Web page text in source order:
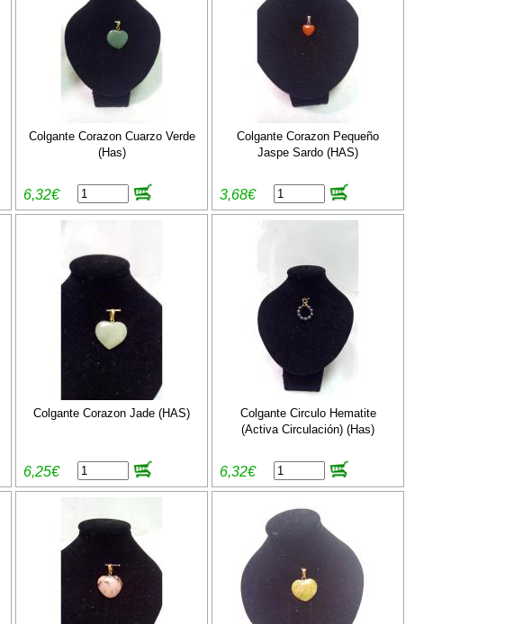
Colgante Corazon Cuarzo Verde
(Has)
6,32€
Colgante Corazon Pequeño
Jaspe Sardo (HAS)
3,68€
Colgante Corazon Jade (HAS)
6,25€
Colgante Circulo Hematite
(Activa Circulación) (Has)
6,32€